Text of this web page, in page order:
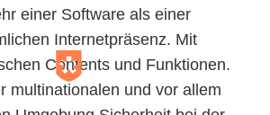
einer Software als einer
Internetpräsenz. Mit
Contents und Funktionen.
multinationalen und vor allem